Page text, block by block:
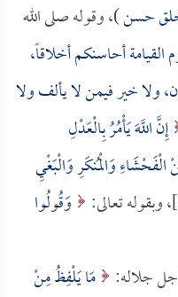
خلق حسن)، وقوله صلى الله
أحاسنكم أخلاقاً،
ولا خير فيمن لا يألف ولا
إِنَّ اللَّهَ يَأْمُرُ بِالْعَدْلِ
وَالْمُنكَرِ وَالْبَغْيِ
وَقُولُوا
جل جلاله: مَا يَلْفِظُ مِنْ